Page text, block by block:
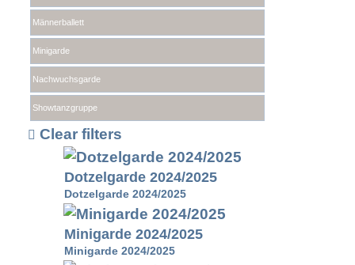
Männerballett
Minigarde
Nachwuchsgarde
Showtanzgruppe
Clear filters
Dotzelgarde 2024/2025
Dotzelgarde 2024/2025
Minigarde 2024/2025
Minigarde 2024/2025